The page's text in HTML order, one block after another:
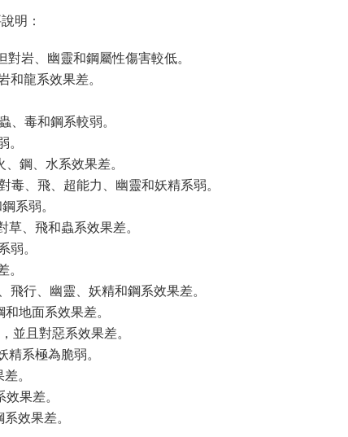
明：
岩、幽靈和鋼屬性傷害較低。
龍系效果差。
毒和鋼系較弱。
鋼、水系效果差。
、飛、超能力、幽靈和妖精系弱。
系弱。
、飛和蟲系效果差。
。
行、幽靈、妖精和鋼系效果差。
地面系效果差。
且對惡系效果差。
系極為脆弱。
。
果差。
效果差。